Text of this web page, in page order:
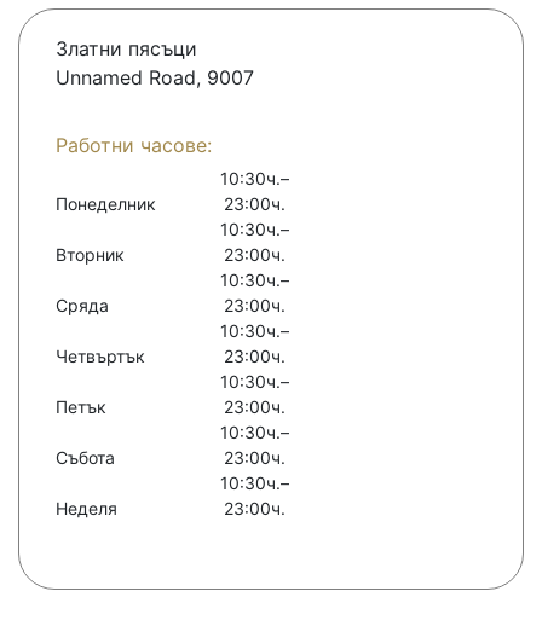
Златни пясъци
Unnamed Road, 9007
Работни часове:
Понеделник
10:30ч.–
23:00ч.
Вторник
10:30ч.–
23:00ч.
Сряда
10:30ч.–
23:00ч.
Четвъртък
10:30ч.–
23:00ч.
Петък
10:30ч.–
23:00ч.
Събота
10:30ч.–
23:00ч.
Неделя
10:30ч.–
23:00ч.